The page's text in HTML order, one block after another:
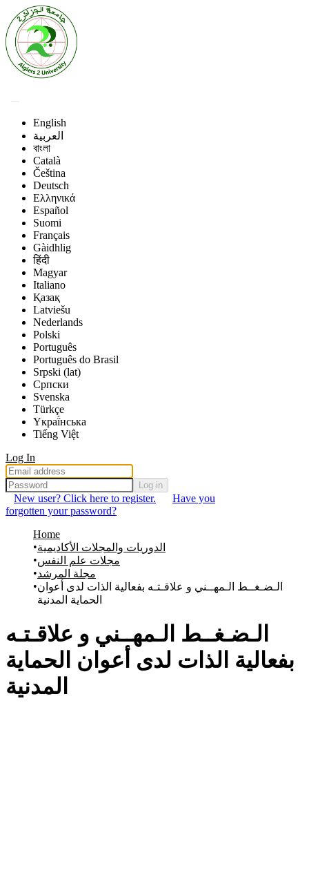
English
العربية
বাংলা
Català
Čeština
Deutsch
Ελληνικά
Español
Suomi
Français
Gàidhlig
हिंदी
Magyar
Italiano
Қазақ
Latviešu
Nederlands
Polski
Português
Português do Brasil
Srpski (lat)
Српски
Svenska
Türkçe
Yкраї́нська
Tiếng Việt
Log In
Log in
New user? Click here to register.
Have you
forgotten your password?
Home
الدوريات والمجلات الأكاديمية
مجلات علم النفس
مجلة المرشد
الـضـغــط الـمهــني و علاقـتـه بفعالية الذات لدى أعوان
الحماية المدنية
الـضـغــط الـمهــني و علاقـتـه
بفعالية الذات لدى أعوان الحماية
المدنية